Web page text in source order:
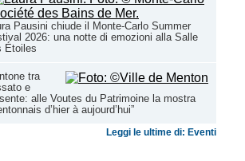
Pausini chiude il Monte-Carlo Summer
2026: una notte di emozioni alla Salle
Étoiles
tra
e
alle Voutes du Patrimoine la mostra
d’hier à aujourd’hui”
Leggi le ultime di: Eventi